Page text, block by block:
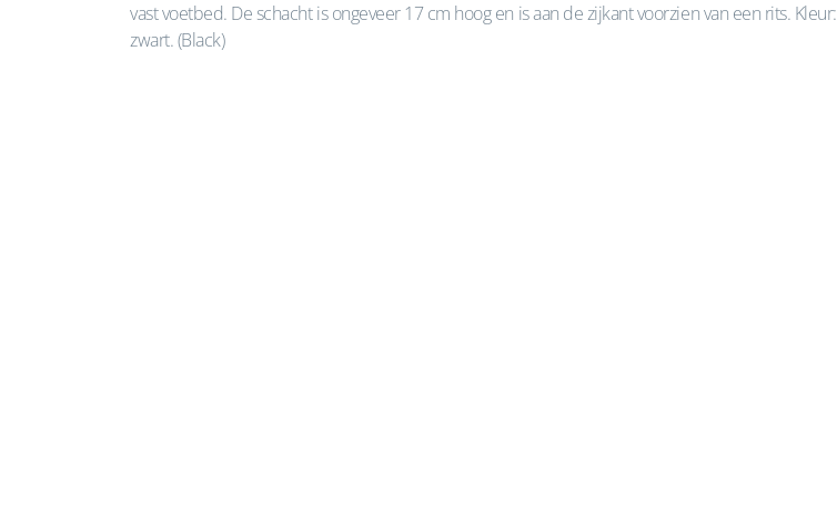
vast voetbed. De schacht is ongeveer 17 cm hoog en is aan de zijkant voorzien van een rits. Kleur:
zwart. (Black)